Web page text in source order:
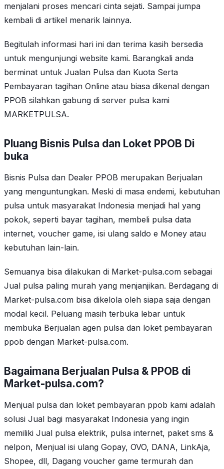
menjalani proses mencari cinta sejati. Sampai jumpa
kembali di artikel menarik lainnya.
Begitulah informasi hari ini dan terima kasih bersedia
untuk mengunjungi website kami. Barangkali anda
berminat untuk Jualan Pulsa dan Kuota Serta
Pembayaran tagihan Online atau biasa dikenal dengan
PPOB silahkan gabung di server pulsa kami
MARKETPULSA.
Pluang Bisnis Pulsa dan Loket PPOB Di
buka
Bisnis Pulsa dan Dealer PPOB merupakan Berjualan
yang menguntungkan. Meski di masa endemi, kebutuhan
pulsa untuk masyarakat Indonesia menjadi hal yang
pokok, seperti bayar tagihan, membeli pulsa data
internet, voucher game, isi ulang saldo e Money atau
kebutuhan lain-lain.
Semuanya bisa dilakukan di Market-pulsa.com sebagai
Jual pulsa paling murah yang menjanjikan. Berdagang di
Market-pulsa.com bisa dikelola oleh siapa saja dengan
modal kecil. Peluang masih terbuka lebar untuk
membuka Berjualan agen pulsa dan loket pembayaran
ppob dengan Market-pulsa.com.
Bagaimana Berjualan Pulsa & PPOB di
Market-pulsa.com?
Menjual pulsa dan loket pembayaran ppob kami adalah
solusi Jual bagi masyarakat Indonesia yang ingin
memiliki Jual pulsa elektrik, pulsa internet, paket sms &
nelpon, Menjual isi ulang Gopay, OVO, DANA, LinkAja,
Shopee, dll, Dagang voucher game termurah dan